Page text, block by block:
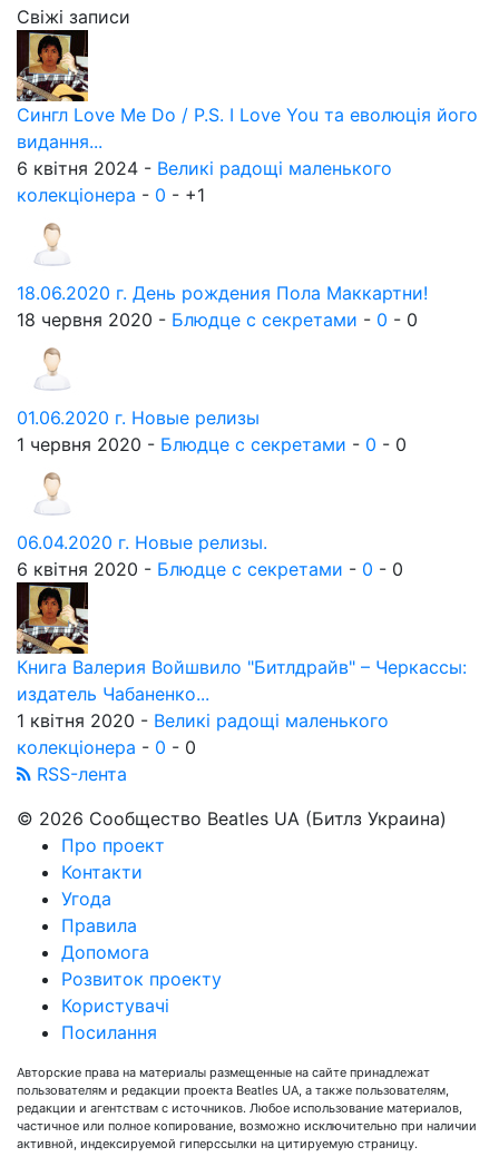
Свіжі записи
Сингл Love Me Do / P.S. I Love You та еволюція його
видання...
6 квітня 2024 - Великі радощі маленького
колекціонера - 0 - +1
18.06.2020 г. День рождения Пола Маккартни!
18 червня 2020 - Блюдце с секретами - 0 - 0
01.06.2020 г. Новые релизы
1 червня 2020 - Блюдце с секретами - 0 - 0
06.04.2020 г. Новые релизы.
6 квітня 2020 - Блюдце с секретами - 0 - 0
Книга Валерия Войшвило "Битлдрайв" – Черкассы:
издатель Чабаненко...
1 квітня 2020 - Великі радощі маленького
колекціонера - 0 - 0
RSS-лента
© 2026 Сообщество Beatles UA (Битлз Украина)
Про проект
Контакти
Угода
Правила
Допомога
Розвиток проекту
Користувачі
Посилання
Авторские права на материалы размещенные на сайте принадлежат
пользователям и редакции проекта Beatles UA, а также пользователям,
редакции и агентствам с источников. Любое использование материалов,
частичное или полное копирование, возможно исключительно при наличии
активной, индексируемой гиперссылки на цитируемую страницу.